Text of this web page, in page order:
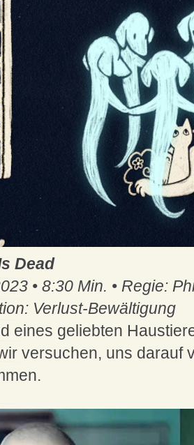
Dead
• 8:30 Min. • Regie:
Verlust-Bewältigung
eines geliebten
versuchen, uns darauf